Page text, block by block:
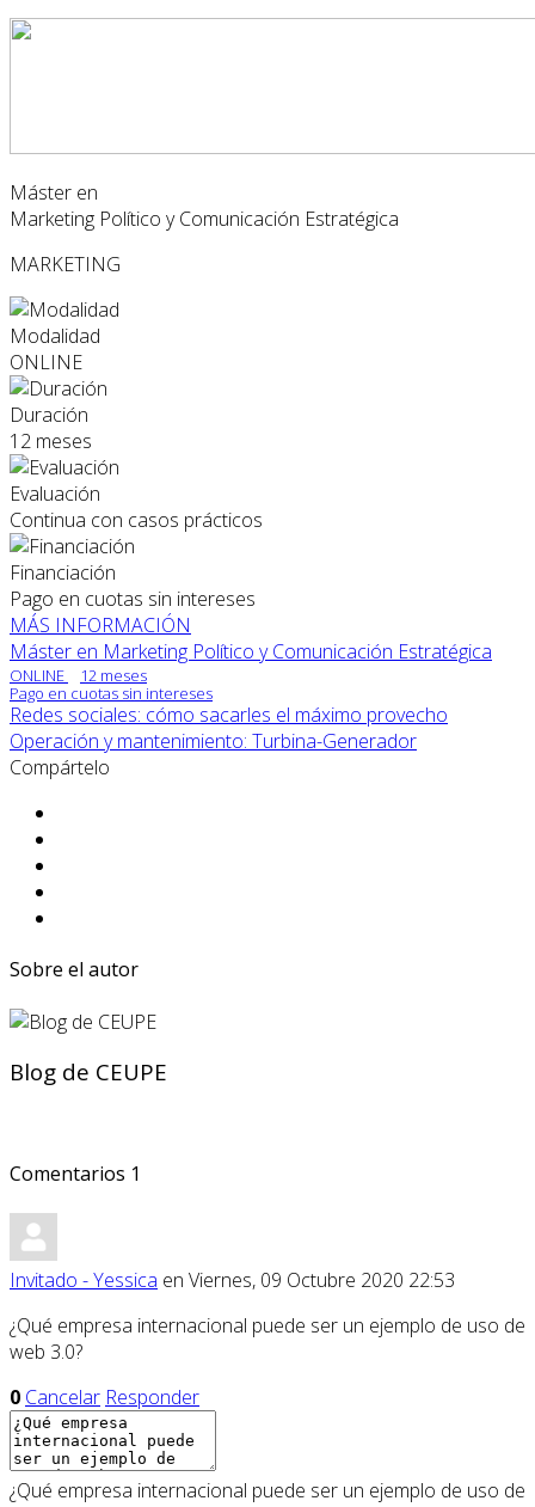
Máster en
Marketing Político y Comunicación Estratégica
MARKETING
Modalidad
ONLINE
Duración
12 meses
Evaluación
Continua con casos prácticos
Financiación
Pago en cuotas sin intereses
MÁS INFORMACIÓN
Máster en Marketing Político y Comunicación Estratégica
ONLINE
12 meses
Pago en cuotas sin intereses
Redes sociales: cómo sacarles el máximo provecho
Operación y mantenimiento: Turbina-Generador
Compártelo
Sobre el autor
Blog de CEUPE
Comentarios 1
Invitado - Yessica en Viernes, 09 Octubre 2020 22:53
¿Qué empresa internacional puede ser un ejemplo de uso de
web 3.0?
0 Cancelar Responder
¿Qué empresa internacional puede ser un ejemplo de uso de